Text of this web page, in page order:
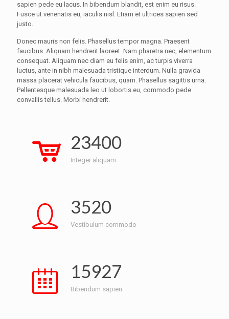
sapien pede eu lacus. In bibendum blandit, est enim eu risus.
Fusce ut venenatis eu, iaculis nisl. Etiam et ultrices sapien sed
justo.
Donec mauris non felis. Phasellus tempor magna. Praesent
faucibus. Aliquam hendrerit laoreet. Nam pharetra nec, elementum
consequat. Aliquam nec diam eu felis enim, ac turpis viverra
luctus, ante in nibh malesuada tristique interdum. Nulla gravida
massa placerat vehicula faucibus, quam. Phasellus sagittis urna.
Pellentesque malesuada leo ut lobortis eu, commodo pede
convallis tellus. Morbi hendrerit.
23400
Integer aliquam
3520
Vestibulum commodo
15927
Bibendum sapien